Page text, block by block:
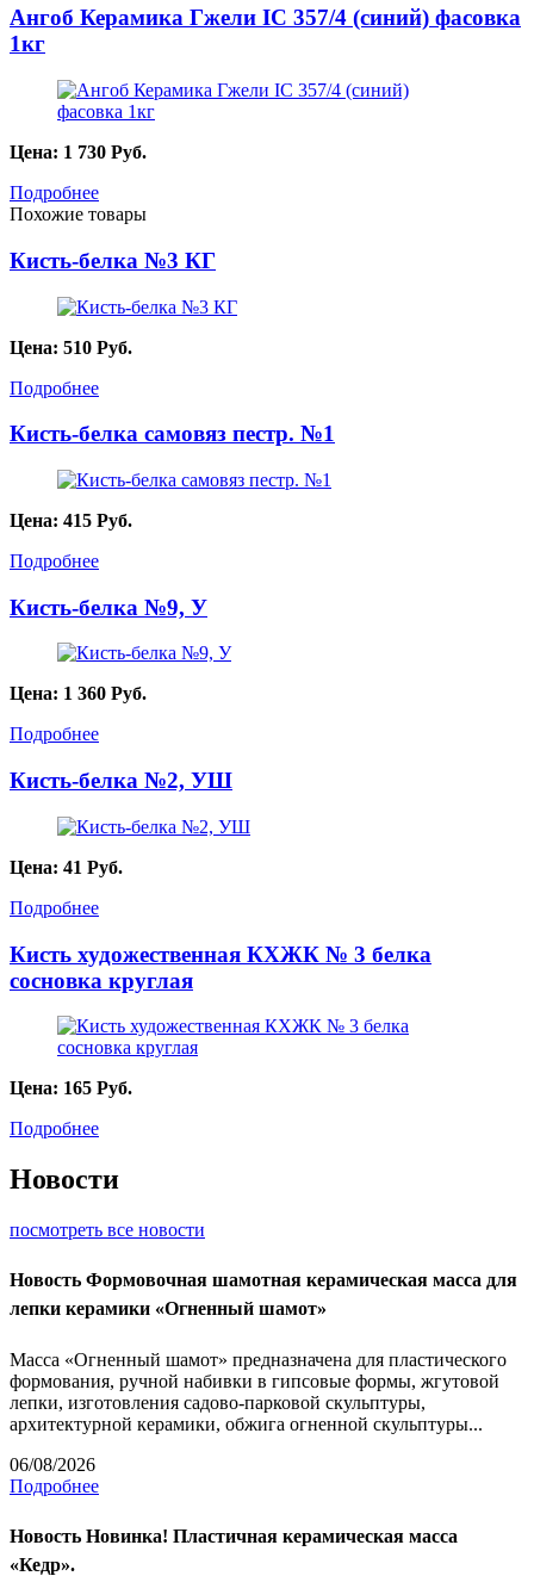
Ангоб Керамика Гжели IC 357/4 (синий) фасовка
1кг
Цена: 1 730 Руб.
Подробнее
Похожие товары
Кисть-белка №3 КГ
Цена: 510 Руб.
Подробнее
Кисть-белка самовяз пестр. №1
Цена: 415 Руб.
Подробнее
Кисть-белка №9, У
Цена: 1 360 Руб.
Подробнее
Кисть-белка №2, УШ
Цена: 41 Руб.
Подробнее
Кисть художественная КХЖК № 3 белка
сосновка круглая
Цена: 165 Руб.
Подробнее
Новости
посмотреть все новости
Новость Формовочная шамотная керамическая масса для
лепки керамики «Огненный шамот»
Масса «Огненный шамот» предназначена для пластического
формования, ручной набивки в гипсовые формы, жгутовой
лепки, изготовления садово-парковой скульптуры,
архитектурной керамики, обжига огненной скульптуры...
06/08/2026
Подробнее
Новость Новинка! Пластичная керамическая масса
«Кедр».